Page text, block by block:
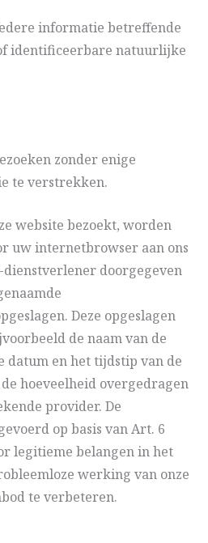
informatie betreffende
identificeerbare natuurlijke
zonder enige
te verstrekken.
website bezoekt, worden
uw internetbrowser aan ons
dienstverlener doorgegeven
Deze opgeslagen
de naam van de
datum en het tijdstip van de
hoeveelheid overgedragen
provider. De
op basis van Art. 6
legitieme belangen in het
werking van onze
te verbeteren.